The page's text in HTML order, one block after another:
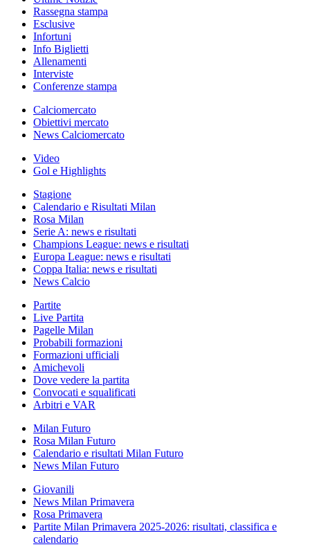
Rassegna stampa
Esclusive
Infortuni
Info Biglietti
Allenamenti
Interviste
Conferenze stampa
Calciomercato
Obiettivi mercato
News Calciomercato
Video
Gol e Highlights
Stagione
Calendario e Risultati Milan
Rosa Milan
Serie A: news e risultati
Champions League: news e risultati
Europa League: news e risultati
Coppa Italia: news e risultati
News Calcio
Partite
Live Partita
Pagelle Milan
Probabili formazioni
Formazioni ufficiali
Amichevoli
Dove vedere la partita
Convocati e squalificati
Arbitri e VAR
Milan Futuro
Rosa Milan Futuro
Calendario e risultati Milan Futuro
News Milan Futuro
Giovanili
News Milan Primavera
Rosa Primavera
Partite Milan Primavera 2025-2026: risultati, classifica e
calendario